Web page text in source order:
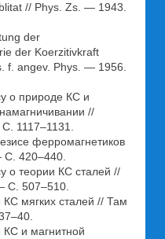
// Phys. Zs. — 1943.
der
der Koerzitivkraft
f. angev. Phys. — 1956.
о природе КС и
//
ферромагнетиков
420–440.
о теории КС сталей //
С. 507–510.
КС мягких сталей // Там
КС и магнитной